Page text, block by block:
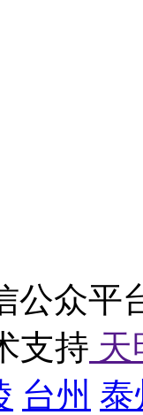
公众平
支持 天
台州 泰